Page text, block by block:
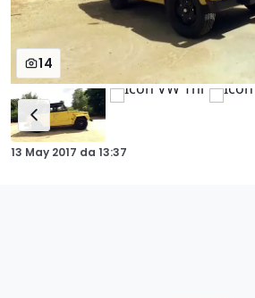
14
13 May 2017 da 13:37